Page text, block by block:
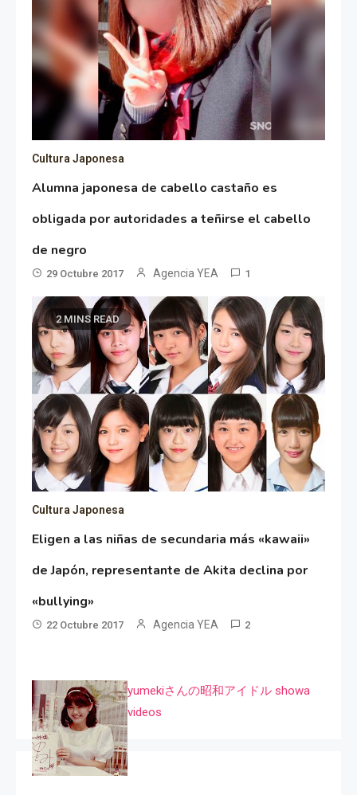
Cultura Japonesa
Alumna japonesa de cabello castaño es
obligada por autoridades a teñirse el cabello
de negro
29 Octubre 2017 Agencia YEA 1
2 MINS READ
Cultura Japonesa
Eligen a las niñas de secundaria más «kawaii»
de Japón, representante de Akita declina por
«bullying»
22 Octubre 2017 Agencia YEA 2
yumekiさんの昭和アイドル showa
videos